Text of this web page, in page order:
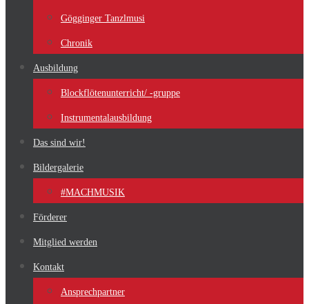
Gögginger Tanzlmusi
Chronik
Ausbildung
Blockflötenunterricht/ -gruppe
Instrumentalausbildung
Das sind wir!
Bildergalerie
#MACHMUSIK
Förderer
Mitglied werden
Kontakt
Ansprechpartner